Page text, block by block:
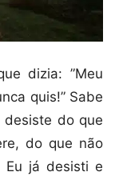
dizia: ”Meu
quis!” Sabe
desiste do que
do que não
Eu já desisti e